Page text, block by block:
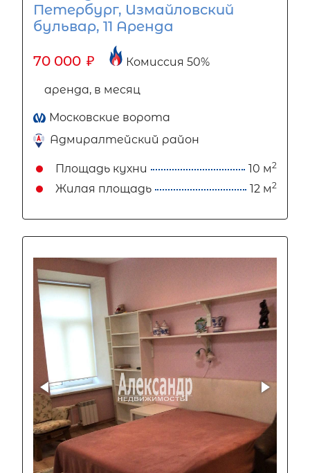
Петербург, Измайловский
бульвар, 11 Аренда
70 000 ₽ Комиссия 50%
аренда, в месяц
Московские ворота
Адмиралтейский район
Площадь кухни 10 м2
Жилая площадь 12 м2